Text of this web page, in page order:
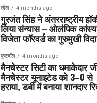
खेल 4 months ago
गुरजंत सिंह ने अंतरराष्ट्रीय
लिया संन्यास – ओलंपिक कांस्य
विजेता फॉरवर्ड का गुरुमुखी विदा
फुटबॉल 4 months ago
मैनचेस्टर सिटी का धमाकेदार
मैनचेस्टर यूनाइटेड को 3–0 से
हराया, डर्बी में बनाया शानदार